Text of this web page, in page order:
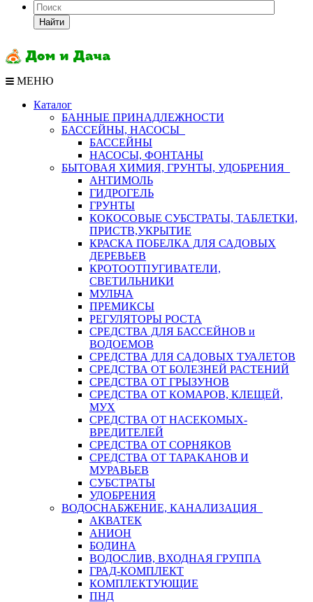
Найти
МЕНЮ
Каталог
БАННЫЕ ПРИНАДЛЕЖНОСТИ
БАССЕЙНЫ, НАСОСЫ
БАССЕЙНЫ
НАСОСЫ, ФОНТАНЫ
БЫТОВАЯ ХИМИЯ, ГРУНТЫ, УДОБРЕНИЯ
АНТИМОЛЬ
ГИДРОГЕЛЬ
ГРУНТЫ
КОКОСОВЫЕ СУБСТРАТЫ, ТАБЛЕТКИ,
ПРИСТВ,УКРЫТИЕ
КРАСКА ПОБЕЛКА ДЛЯ САДОВЫХ
ДЕРЕВЬЕВ
КРОТООТПУГИВАТЕЛИ,
СВЕТИЛЬНИКИ
МУЛЬЧА
ПРЕМИКСЫ
РЕГУЛЯТОРЫ РОСТА
СРЕДСТВА ДЛЯ БАССЕЙНОВ и
ВОДОЕМОВ
СРЕДСТВА ДЛЯ САДОВЫХ ТУАЛЕТОВ
СРЕДСТВА ОТ БОЛЕЗНЕЙ РАСТЕНИЙ
СРЕДСТВА ОТ ГРЫЗУНОВ
СРЕДСТВА ОТ КОМАРОВ, КЛЕЩЕЙ,
МУХ
СРЕДСТВА ОТ НАСЕКОМЫХ-
ВРЕДИТЕЛЕЙ
СРЕДСТВА ОТ СОРНЯКОВ
СРЕДСТВА ОТ ТАРАКАНОВ И
МУРАВЬЕВ
СУБСТРАТЫ
УДОБРЕНИЯ
ВОДОСНАБЖЕНИЕ, КАНАЛИЗАЦИЯ
АКВАТЕК
АНИОН
БОДИНА
ВОДОСЛИВ, ВХОДНАЯ ГРУППА
ГРАД-КОМПЛЕКТ
КОМПЛЕКТУЮЩИЕ
ПНД